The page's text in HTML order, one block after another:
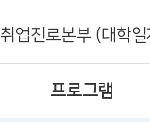
취업진로본부 (대학
프로그램